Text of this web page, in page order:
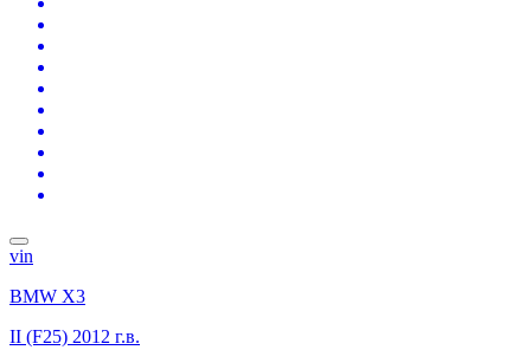
vin
BMW X3
II (F25) 2012 г.в.